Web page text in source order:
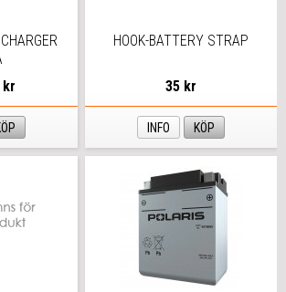
kr
HOOK-BATTERY STRAP
35 kr
INFO KÖP